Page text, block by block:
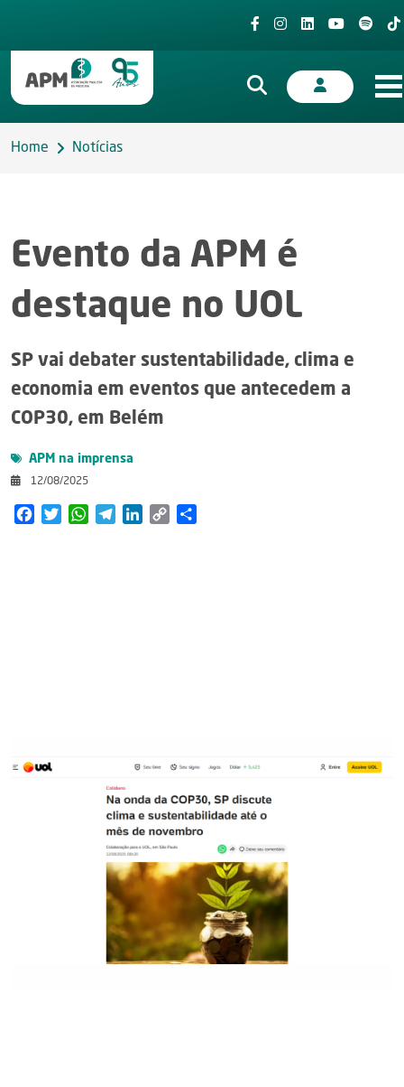
Home Notícias
Evento da APM é
destaque no UOL
SP vai debater sustentabilidade, clima e
economia em eventos que antecedem a
COP30, em Belém
APM na imprensa
12/08/2025
FacebookTwitterWhatsAppTelegramLinkedIn
Copy